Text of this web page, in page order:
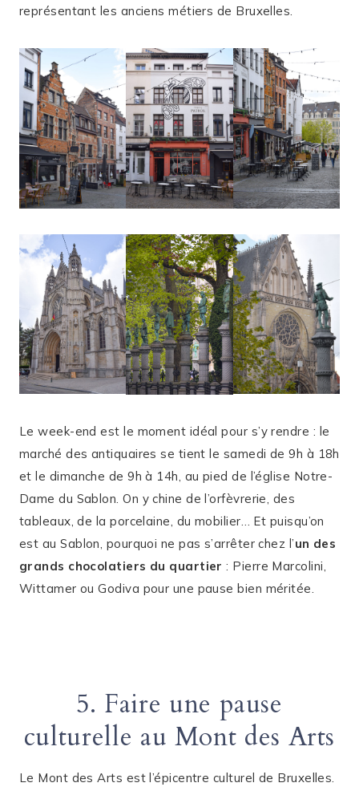
représentant les anciens métiers de Bruxelles.
Le week-end est le moment idéal pour s’y rendre : le
marché des antiquaires se tient le samedi de 9h à 18h
et le dimanche de 9h à 14h, au pied de l’église Notre-
Dame du Sablon. On y chine de l’orfèvrerie, des
tableaux, de la porcelaine, du mobilier… Et puisqu’on
est au Sablon, pourquoi ne pas s’arrêter chez l’un des
grands chocolatiers du quartier : Pierre Marcolini,
Wittamer ou Godiva pour une pause bien méritée.
5. Faire une pause
culturelle au Mont des Arts
Le Mont des Arts est l’épicentre culturel de Bruxelles.